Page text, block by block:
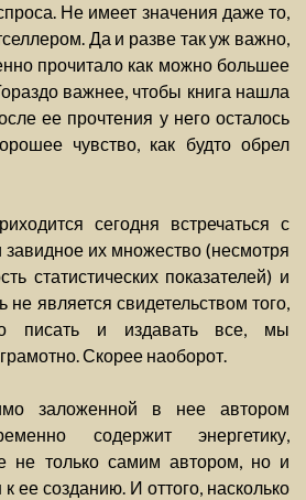
Не имеет значения даже то,
Да и разве так уж важно,
прочитало как можно большее
важнее, чтобы книга нашла
ее прочтения у него осталось
чувство, как будто обрел
сегодня встречаться с
их множество (несмотря
статистических показателей) и
не является свидетельством того,
писать и издавать все, мы
Скорее наоборот.
заложенной в нее автором
содержит энергетику,
не только самим автором, но и
ее созданию. И оттого, насколько